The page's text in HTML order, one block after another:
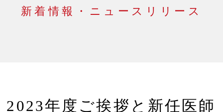
新着情報・ニュースリリース
2023年度ご挨拶と新任医師